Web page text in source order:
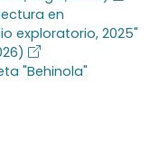
en
exploratorio, 2025"
"Behinola"